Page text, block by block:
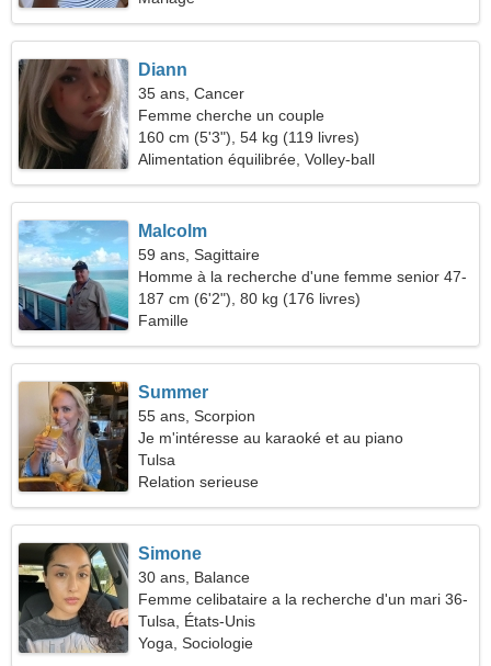
Diann
35 ans, Cancer
Femme cherche un couple
160 cm (5'3"), 54 kg (119 livres)
Alimentation équilibrée, Volley-ball
Malcolm
59 ans, Sagittaire
Homme à la recherche d'une femme senior 47-
56
187 cm (6'2"), 80 kg (176 livres)
Famille
Summer
55 ans, Scorpion
Je m'intéresse au karaoké et au piano
Tulsa
Relation serieuse
Simone
30 ans, Balance
Femme celibataire a la recherche d'un mari 36-
40
Tulsa, États-Unis
Yoga, Sociologie